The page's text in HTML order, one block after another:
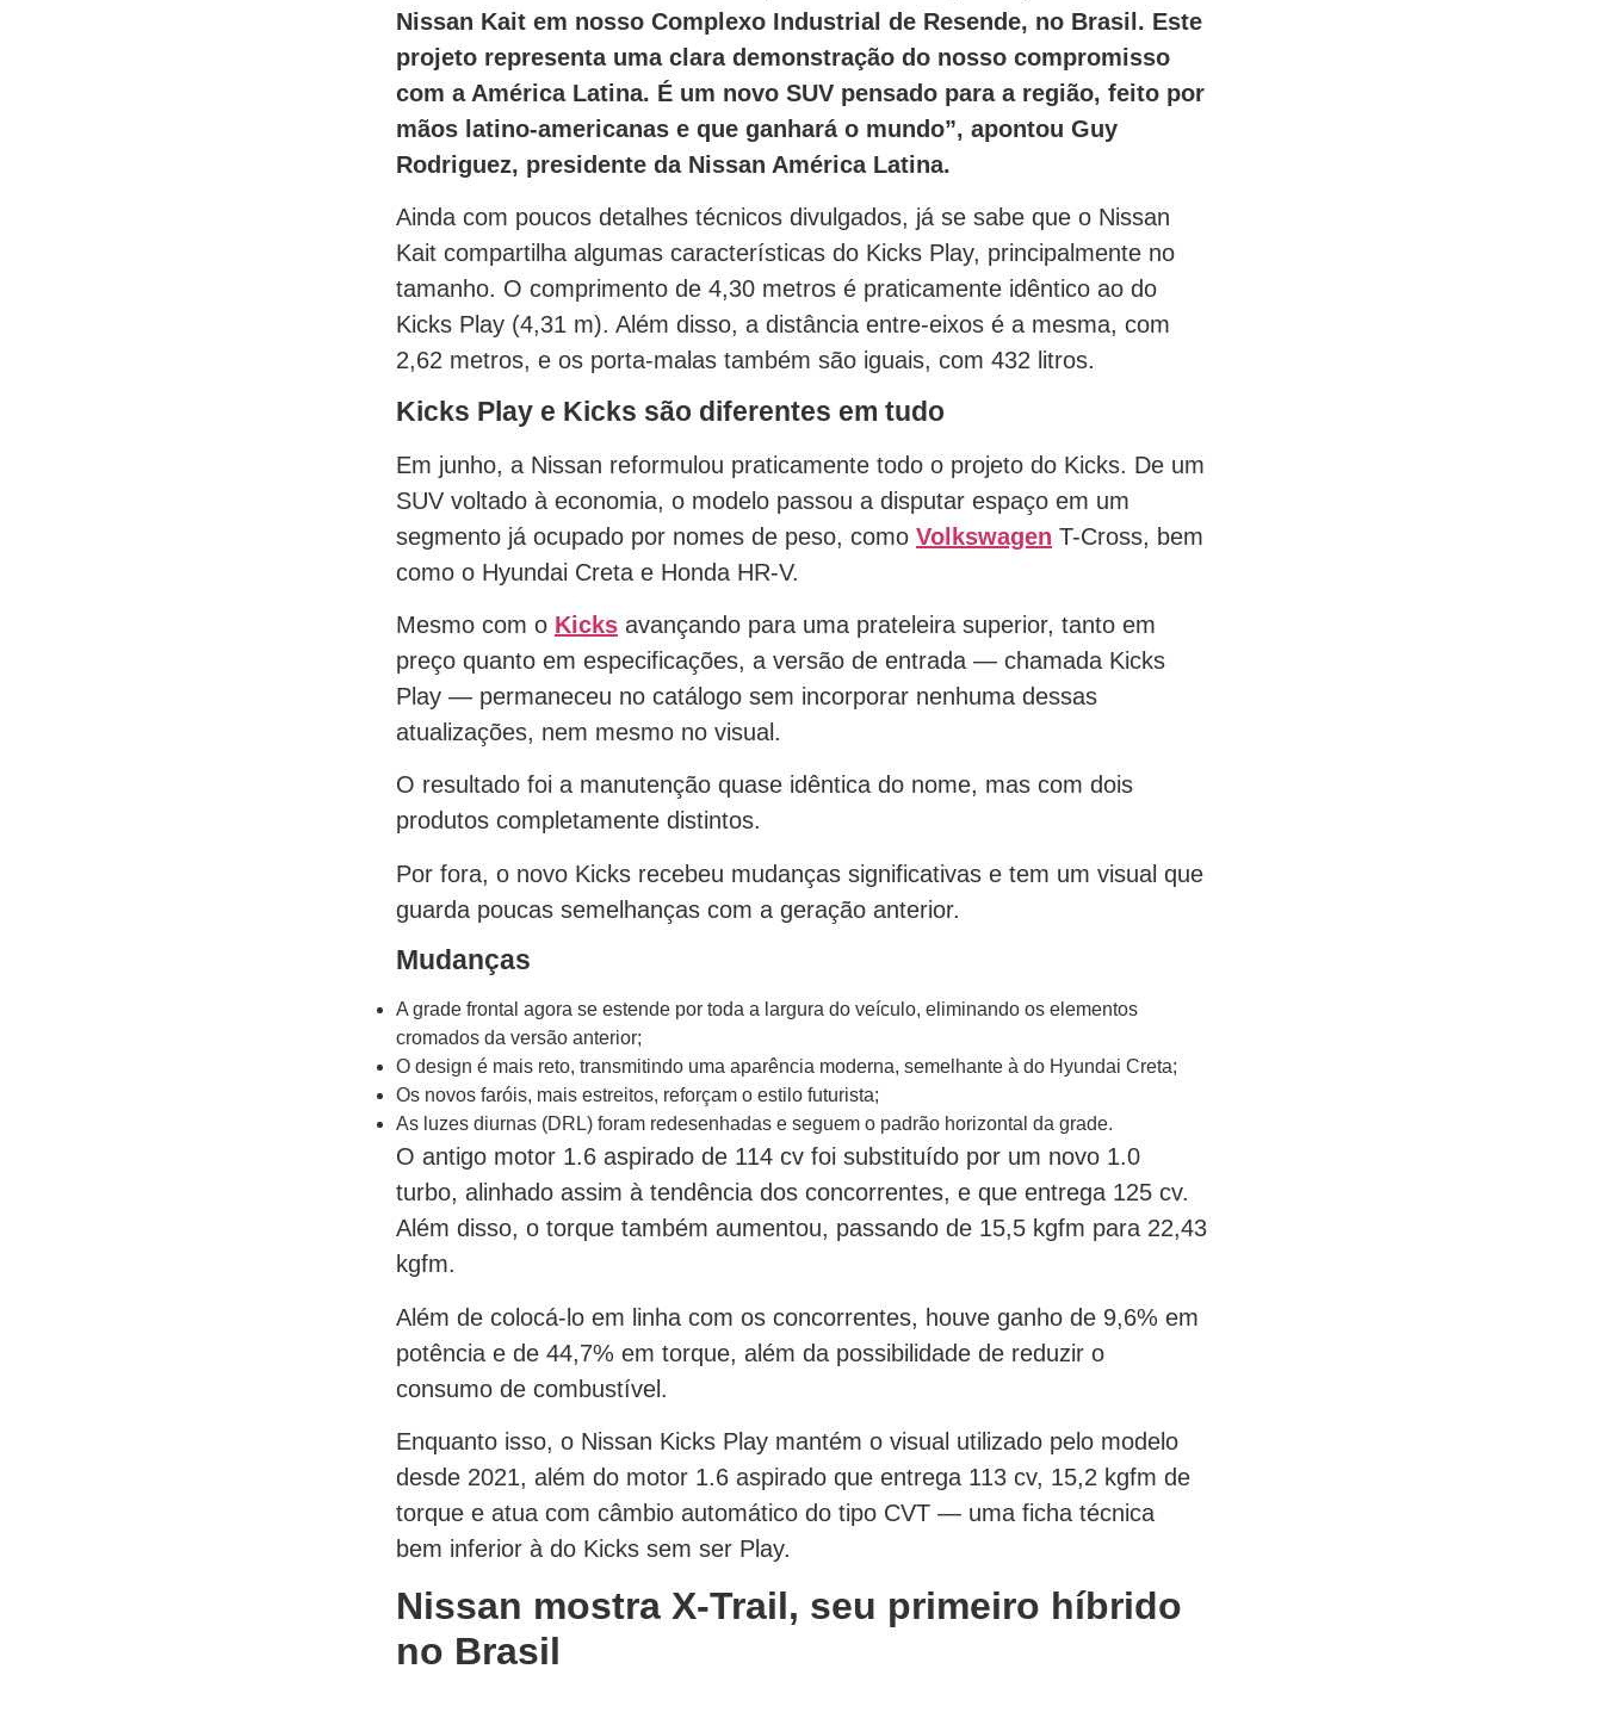
Nissan Kait em nosso Complexo Industrial de Resende, no Brasil. Este
projeto representa uma clara demonstração do nosso compromisso
com a América Latina. É um novo SUV pensado para a região, feito por
mãos latino-americanas e que ganhará o mundo”, apontou Guy
Rodriguez, presidente da Nissan América Latina.
Ainda com poucos detalhes técnicos divulgados, já se sabe que o Nissan
Kait compartilha algumas características do Kicks Play, principalmente no
tamanho. O comprimento de 4,30 metros é praticamente idêntico ao do
Kicks Play (4,31 m). Além disso, a distância entre-eixos é a mesma, com
2,62 metros, e os porta-malas também são iguais, com 432 litros.
Kicks Play e Kicks são diferentes em tudo
Em junho, a Nissan reformulou praticamente todo o projeto do Kicks. De um
SUV voltado à economia, o modelo passou a disputar espaço em um
segmento já ocupado por nomes de peso, como Volkswagen T-Cross, bem
como o Hyundai Creta e Honda HR-V.
Mesmo com o Kicks avançando para uma prateleira superior, tanto em
preço quanto em especificações, a versão de entrada — chamada Kicks
Play — permaneceu no catálogo sem incorporar nenhuma dessas
atualizações, nem mesmo no visual.
O resultado foi a manutenção quase idêntica do nome, mas com dois
produtos completamente distintos.
Por fora, o novo Kicks recebeu mudanças significativas e tem um visual que
guarda poucas semelhanças com a geração anterior.
Mudanças
A grade frontal agora se estende por toda a largura do veículo, eliminando os elementos
cromados da versão anterior;
O design é mais reto, transmitindo uma aparência moderna, semelhante à do Hyundai Creta;
Os novos faróis, mais estreitos, reforçam o estilo futurista;
As luzes diurnas (DRL) foram redesenhadas e seguem o padrão horizontal da grade.
O antigo motor 1.6 aspirado de 114 cv foi substituído por um novo 1.0
turbo, alinhado assim à tendência dos concorrentes, e que entrega 125 cv.
Além disso, o torque também aumentou, passando de 15,5 kgfm para 22,43
kgfm.
Além de colocá-lo em linha com os concorrentes, houve ganho de 9,6% em
potência e de 44,7% em torque, além da possibilidade de reduzir o
consumo de combustível.
Enquanto isso, o Nissan Kicks Play mantém o visual utilizado pelo modelo
desde 2021, além do motor 1.6 aspirado que entrega 113 cv, 15,2 kgfm de
torque e atua com câmbio automático do tipo CVT — uma ficha técnica
bem inferior à do Kicks sem ser Play.
Nissan mostra X-Trail, seu primeiro híbrido
no Brasil